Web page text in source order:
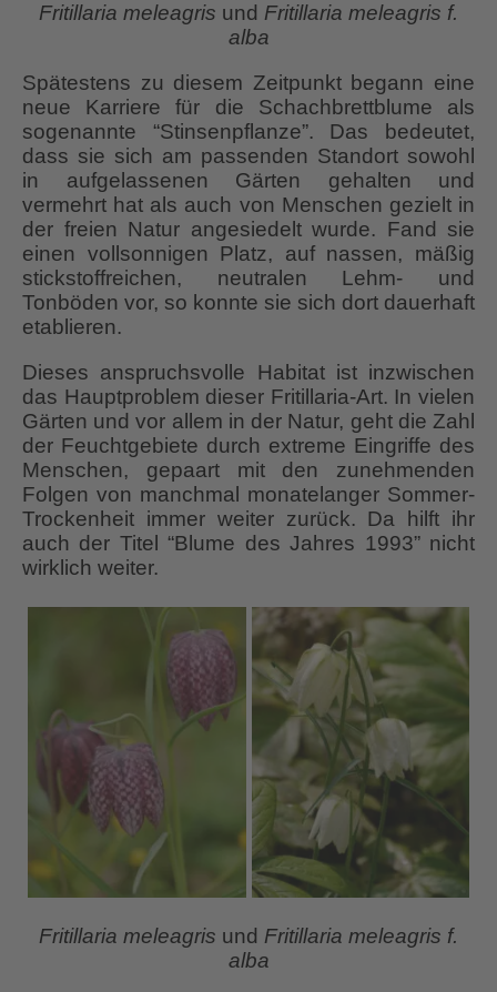
Fritillaria meleagris und Fritillaria meleagris f.
alba
Spätestens zu diesem Zeitpunkt begann eine
neue Karriere für die Schachbrettblume als
sogenannte “Stinsenpflanze”. Das bedeutet,
dass sie sich am passenden Standort sowohl
in aufgelassenen Gärten gehalten und
vermehrt hat als auch von Menschen gezielt in
der freien Natur angesiedelt wurde. Fand sie
einen vollsonnigen Platz, auf nassen, mäßig
stickstoffreichen, neutralen Lehm- und
Tonböden vor, so konnte sie sich dort dauerhaft
etablieren.
Dieses anspruchsvolle Habitat ist inzwischen
das Hauptproblem dieser Fritillaria-Art. In vielen
Gärten und vor allem in der Natur, geht die Zahl
der Feuchtgebiete durch extreme Eingriffe des
Menschen, gepaart mit den zunehmenden
Folgen von manchmal monatelanger Sommer-
Trockenheit immer weiter zurück. Da hilft ihr
auch der Titel “Blume des Jahres 1993” nicht
wirklich weiter.
Fritillaria meleagris und Fritillaria meleagris f.
alba